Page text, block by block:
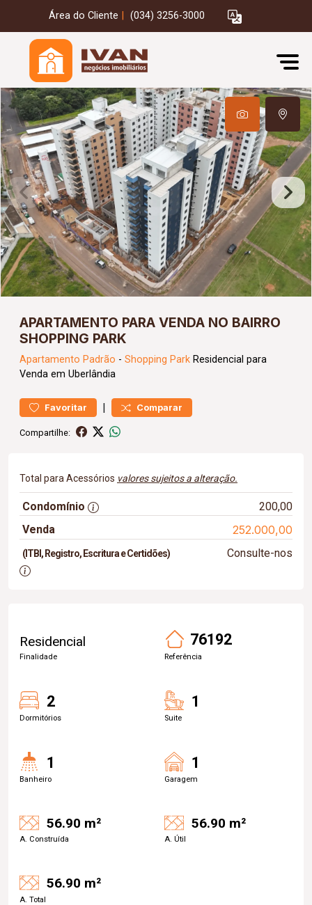
Área do Cliente (034) 3256-3000
APARTAMENTO PARA VENDA NO BAIRRO
SHOPPING PARK
Apartamento Padrão - Shopping Park Residencial para
Venda em Uberlândia
Favoritar | Comparar
Compartilhe:
Total para Acessórios valores sujeitos a alteração.
Condomínio
200,00
Venda
252.000,00
(ITBI, Registro, Escritura e Certidões) Consulte-nos
Residencial
Finalidade
76192
Referência
2
Dormitórios
1
Suite
1
Banheiro
1
Garagem
56.90 m²
A. Construída
56.90 m²
A. Útil
56.90 m²
A. Total